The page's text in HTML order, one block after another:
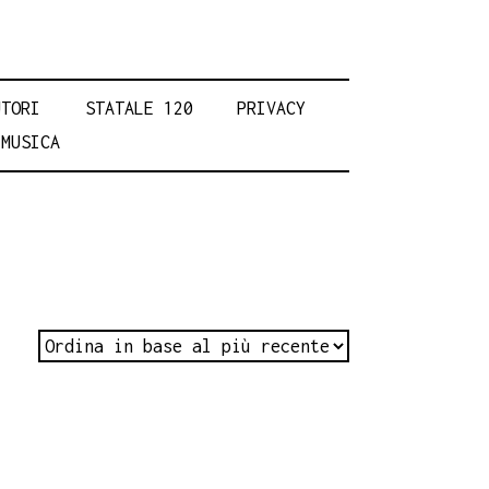
STATALE 120
PRIVACY
MUSICA